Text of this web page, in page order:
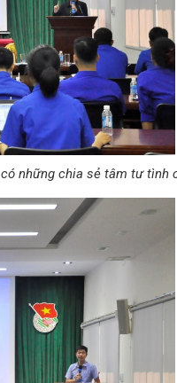
những chia sẻ tâm tư tình